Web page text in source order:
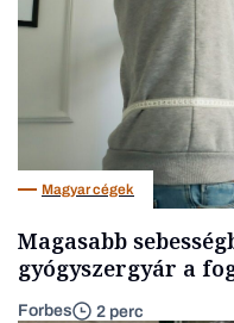
Magyar cégek
Magasabb
gyógyszergyár a
Forbes 2 perc